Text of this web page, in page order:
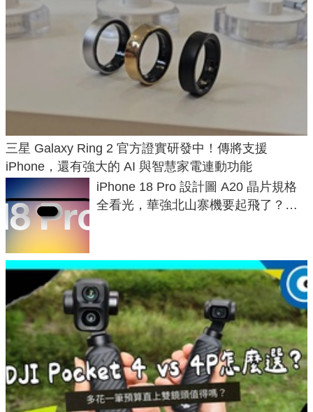
三星 Galaxy Ring 2 官方證實研發中！傳將支援
iPhone，還有強大的 AI 與智慧家電連動功能
iPhone 18 Pro 設計圖 A20 晶片規格
全看光，華強北山寨機要起飛了？專